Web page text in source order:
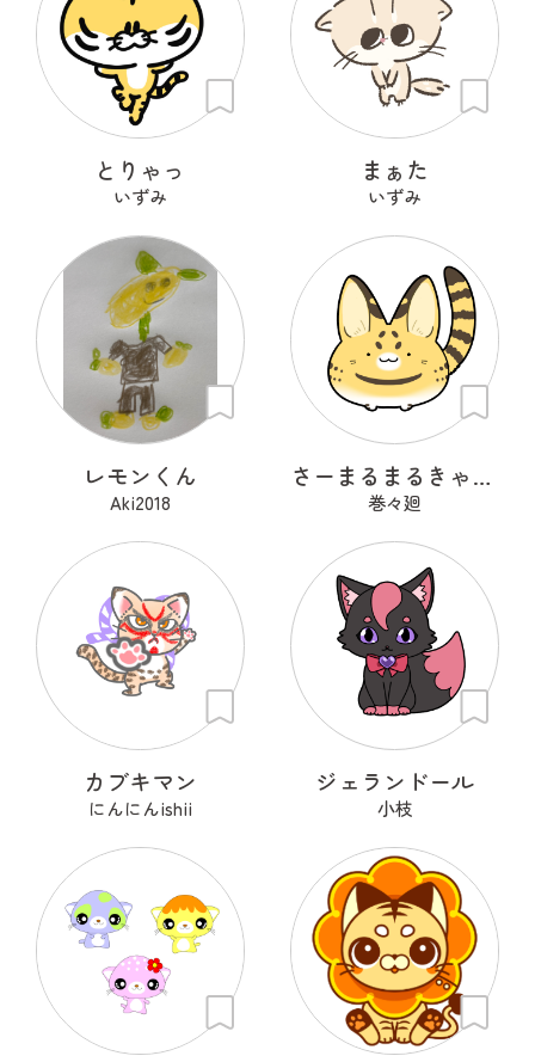
とりゃっ
いずみ
まぁた
いずみ
レモンくん
Aki2018
さーまるまるきゃっと
巻々廻
カブキマン
にんにんishii
ジェランドール
小枝